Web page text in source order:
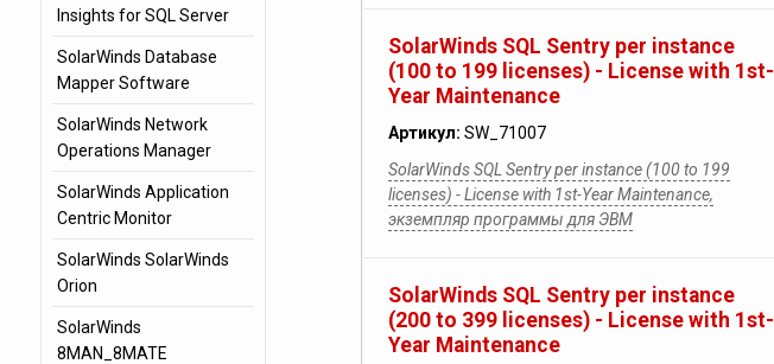
SolarWinds SQL Sentry per instance
(100 to 199 licenses) - License with 1st-
Year Maintenance
Артикул: SW_71007
SolarWinds SQL Sentry per instance (100 to 199
licenses) - License with 1st-Year Maintenance,
экземпляр программы для ЭВМ
SolarWinds SQL Sentry per instance
(200 to 399 licenses) - License with 1st-
Year Maintenance
Insights for SQL Server
SolarWinds Database
Mapper Software
SolarWinds Network
Operations Manager
SolarWinds Application
Centric Monitor
SolarWinds SolarWinds
Orion
SolarWinds
8MAN_8MATE